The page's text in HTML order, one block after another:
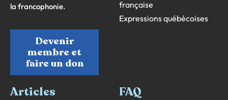
la francophonie.
Devenir
membre et
faire un don
française
Expressions québécoises
Articles
FAQ